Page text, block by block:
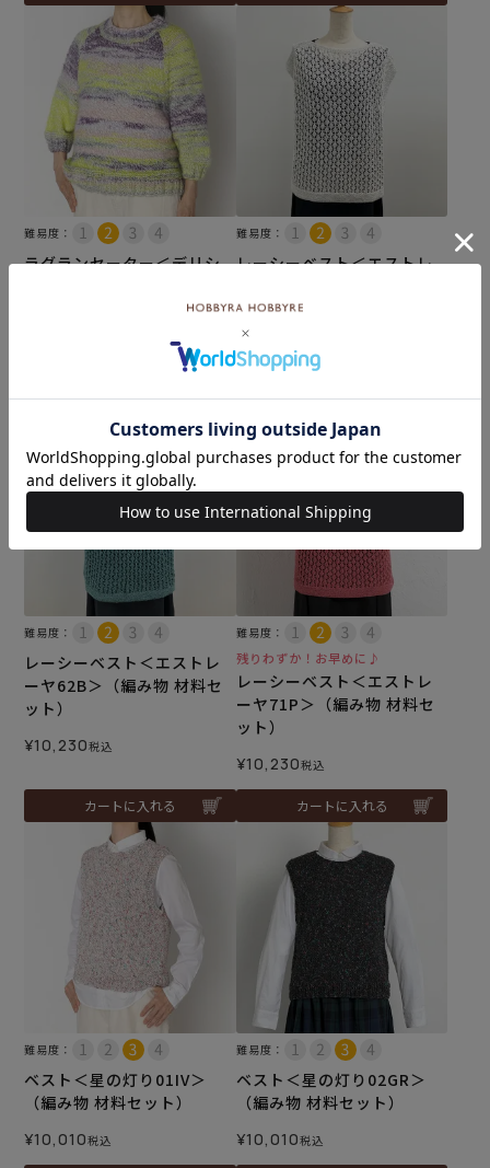
難易度：
ラグランセーター＜デリシ
難易度：
レーシーベスト＜エストレ
ット）
¥ 10,230
難易度：
レーシーベスト＜エストレ
ーヤ62B＞（編み物 材料セ
ット）
¥10,230税込
カートに入れる
難易度：
残りわずか！お早めに♪
レーシーベスト＜エストレ
ーヤ71P＞（編み物 材料セ
ット）
¥10,230税込
カートに入れる
難易度：
ベスト＜星の灯り01IV＞
（編み物 材料セット）
¥10,010税込
難易度：
ベスト＜星の灯り02GR＞
（編み物 材料セット）
¥10,010税込